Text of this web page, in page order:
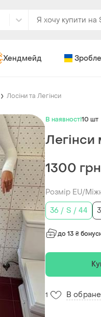
Хендмейд
Лосіни та Легінси
В наявності10 шт
Легінси
1300 грн
Розмір EU/
36 / S / 44
до 13 ₴
1 В обране